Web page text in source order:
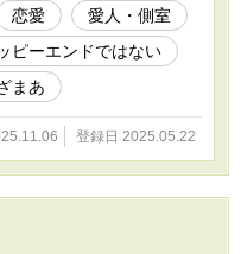
ver）。上記の作品を読んで
題なく読めます。すでに読
、「バタフライエフェク
い。 ■notテンプレ物で、
「恋愛」をテーマにして
としてはいわゆる人間ドラ
感はあまり良いものではな
はご遠慮下さい）
は、追加エピソードにな
成AI（ChatGPT）
恋愛
愛人・側室
ピーエンドではない
まあ
登録日 2025.05.22